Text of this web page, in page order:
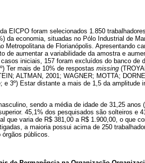
EICPO foram selecionados 1.850
da economia, situadas no Pólo Industrial de
Metropolitana de Florianópolis. Apresentando
aumentar a variabilidade da amostra e
iniciais, 157 foram excluídos do banco de
Ter mais de 10% de respostas missing
ALTMAN, 2001; WAGNER; MOTTA;
3º) Estar distante a mais de 1,5 da amplitude
sendo a média de idade de 31,25 anos
45,1% dos pesquisados são solteiros e
que varia de R$ 381,00 a R$ 1.900,00, o que
a maioria possui acima de 250
públicos.